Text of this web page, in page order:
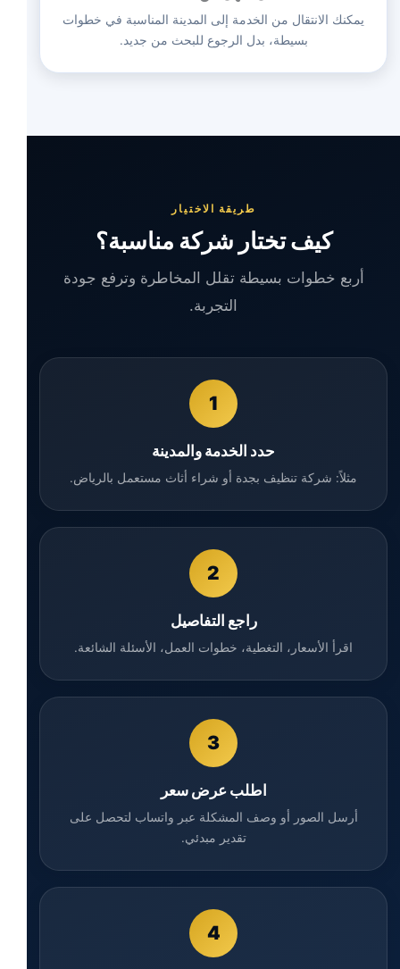
يمكنك الانتقال من الخدمة إلى المدينة المناسبة في خطوات
بسيطة، بدل الرجوع للبحث من جديد.
طريقة الاختيار
كيف تختار شركة مناسبة؟
أربع خطوات بسيطة تقلل المخاطرة وترفع جودة
التجربة.
1
حدد الخدمة والمدينة
مثلاً: شركة تنظيف بجدة أو شراء أثاث مستعمل بالرياض.
2
راجع التفاصيل
اقرأ الأسعار، التغطية، خطوات العمل، الأسئلة الشائعة.
3
اطلب عرض سعر
أرسل الصور أو وصف المشكلة عبر واتساب لتحصل على
تقدير مبدئي.
4